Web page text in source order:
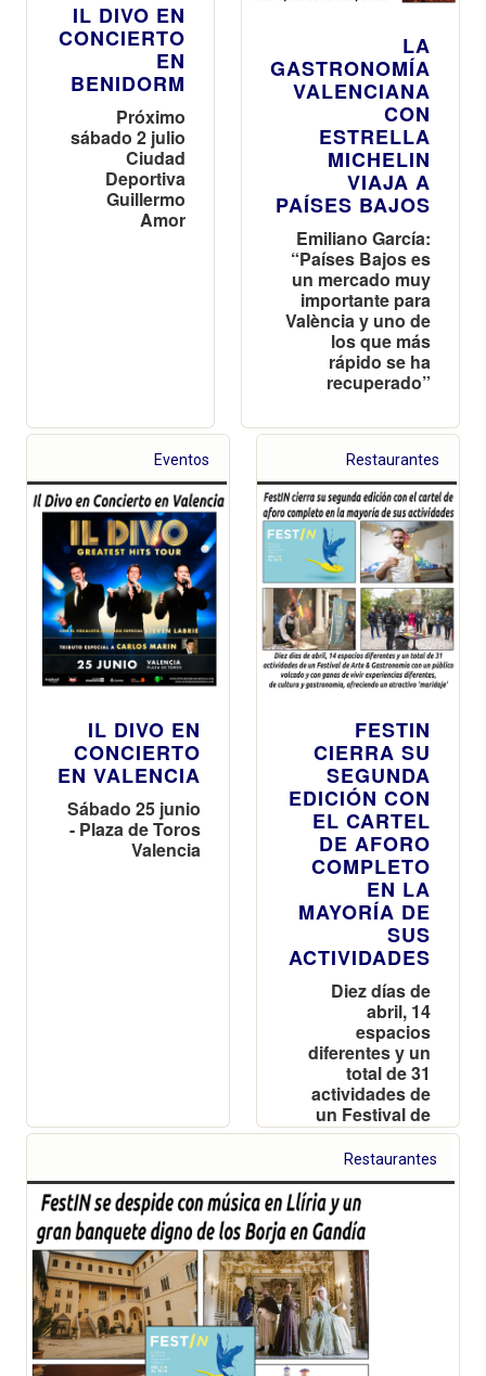
IL DIVO EN
CONCIERTO
EN
BENIDORM
Próximo
sábado 2 julio
Ciudad
Deportiva
Guillermo
Amor
LA
GASTRONOMÍA
VALENCIANA
CON
ESTRELLA
MICHELIN
VIAJA A
PAÍSES BAJOS
Emiliano García:
“Países Bajos es
un mercado muy
importante para
València y uno de
los que más
rápido se ha
recuperado”
Eventos
IL DIVO EN
CONCIERTO
EN VALENCIA
Sábado 25 junio
- Plaza de Toros
Valencia
Restaurantes
FESTIN
CIERRA SU
SEGUNDA
EDICIÓN CON
EL CARTEL
DE AFORO
COMPLETO
EN LA
MAYORÍA DE
SUS
ACTIVIDADES
Diez días de
abril, 14
espacios
diferentes y un
total de 31
actividades de
un Festival de
Arte &
Gastronomía
con un público
volcado y con
ganas de vivir
experiencias
diferentes, de
cultura y
gastronomía,
ofreciendo un
atractivo
"maridaje"
Restaurantes